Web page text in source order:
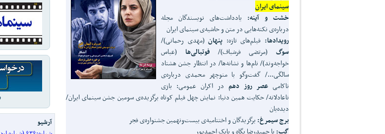
سینمای ایران
خشت و آینه: یادداشت‌های نویسندگان مجله
درباره‌ی نکته‌هایی در متن و حاشیه‌ی سینمای ایران
رویدادها: فیلم‌های تازه: پنهان(مهدی رحمانی)/
سوگ (مرتضی فرشباف)/فوتبالی‌ها (عباس
خواجه‌وند)/ نام‌ها و نشانه‌ها/ در انتظار جشن هشتاد
سالگی.../ گفت‌وگو با منوچهر محمدی درباره‌ی
ناکامی عصر روز دهم در اکران عمومی: بازی
ناعادلانه/ حکایت همین دنیا: نمایش چهل فیلم کوتاه برگزیده‌ی سومین جشن سینمای ایران/
دیده‌بان
برج سیمرغ: برگزیدگان و اختتامیه‌ی بیست‌ونهمین جشنواره‌ی فجر
گپ: با حمیدرضا پگاه و بابک احمدپور
آرشیو